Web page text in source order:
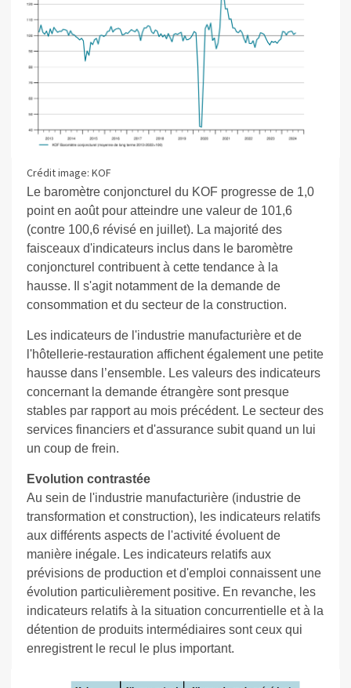
Crédit image: KOF
Le baromètre conjoncturel du KOF progresse de 1,0
point en août pour atteindre une valeur de 101,6
(contre 100,6 révisé en juillet). La majorité des
faisceaux d'indicateurs inclus dans le baromètre
conjoncturel contribuent à cette tendance à la
hausse. Il s'agit notamment de la demande de
consommation et du secteur de la construction.
Les indicateurs de l'industrie manufacturière et de
l'hôtellerie-restauration affichent également une petite
hausse dans l’ensemble. Les valeurs des indicateurs
concernant la demande étrangère sont presque
stables par rapport au mois précédent. Le secteur des
services financiers et d'assurance subit quand un lui
un coup de frein.
Evolution contrastée
Au sein de l'industrie manufacturière (industrie de
transformation et construction), les indicateurs relatifs
aux différents aspects de l'activité évoluent de
manière inégale. Les indicateurs relatifs aux
prévisions de production et d'emploi connaissent une
évolution particulièrement positive. En revanche, les
indicateurs relatifs à la situation concurrentielle et à la
détention de produits intermédiaires sont ceux qui
enregistrent le recul le plus important.